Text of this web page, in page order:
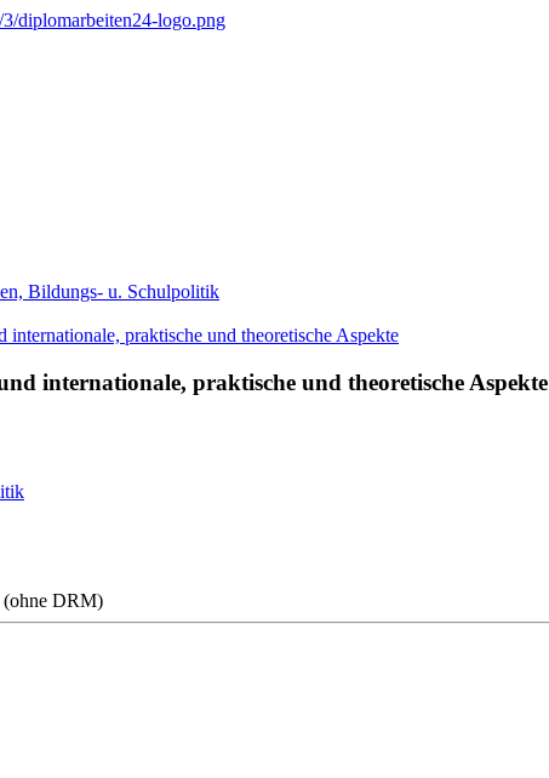
Bildungs- u. Schulpolitik
internationale, praktische und theoretische Aspekte
DRM)